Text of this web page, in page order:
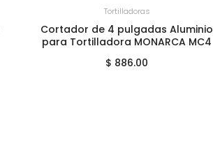
AGREGAR AL CARRITO
Tortilladoras
Cortador de 4 pulgadas Aluminio
para Tortilladora MONARCA MC4
$ 886.00